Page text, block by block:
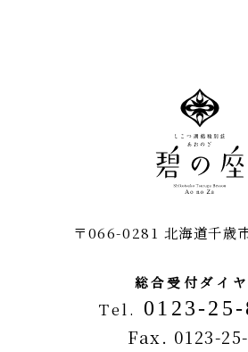
〒066-0281 北海道千歳
総合受付ダイ
Tel. 0123-25-
Fax. 0123-